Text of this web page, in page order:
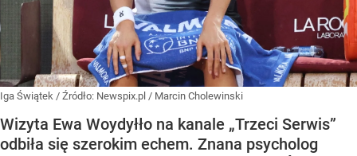
Iga Świątek / Źródło: Newspix.pl / Marcin Cholewinski
Wizyta Ewa Woydyłło na kanale „Trzeci Serwis”
odbiła się szerokim echem. Znana psycholog